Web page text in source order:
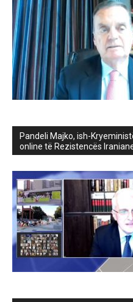
Pandeli Majko, ish-
online të Rezistencës